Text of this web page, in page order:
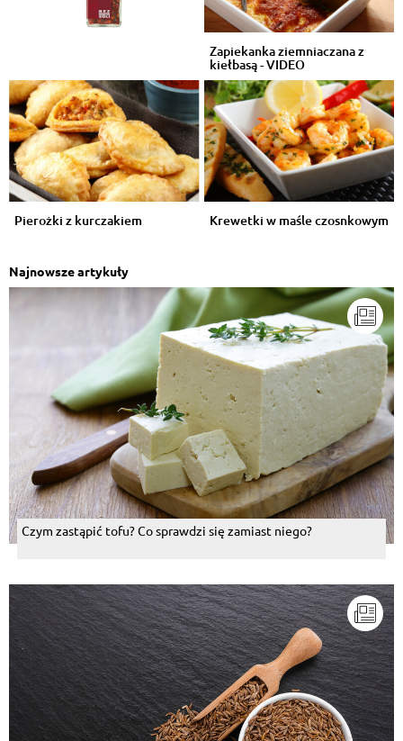
Zapiekanka ziemniaczana z
kiełbasą - VIDEO
Pierożki z kurczakiem Krewetki w maśle czosnkowym
Najnowsze artykuły
Czym zastąpić tofu? Co sprawdzi się zamiast niego?